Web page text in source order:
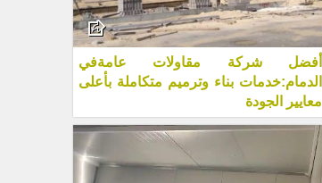
أفضل شركة مقاولات عامةفي
الدمام:خدمات بناء وترميم متكاملة بأعلى
معايير الجودة